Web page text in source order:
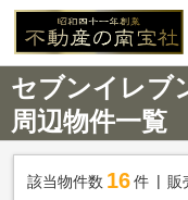
セブンイレブ
周辺物件一覧
該当物件数 16件 販